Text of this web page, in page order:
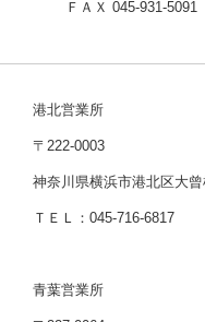
ＦＡＸ 045-931-5091
港北営業所
〒222-0003
神奈川県横浜市港北区大
ＴＥＬ：045-716-6817
青葉営業所